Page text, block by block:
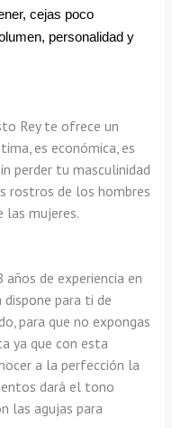
cejas poco
personalidad y
Rey te ofrece un
es económica, es
perder tu masculinidad
rostros de los hombres
mujeres.
de experiencia en
para ti de
para que no expongas
ya que con esta
a la perfección la
dará el tono
las agujas para